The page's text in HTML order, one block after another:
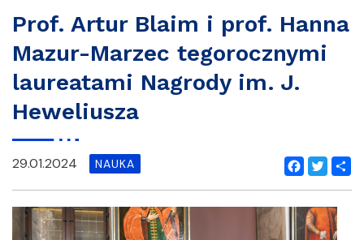
Prof. Artur Blaim i prof. Hanna
Mazur-Marzec tegorocznymi
laureatami Nagrody im. J.
Heweliusza
Facebook
Twitter
29.01.2024 NAUKA